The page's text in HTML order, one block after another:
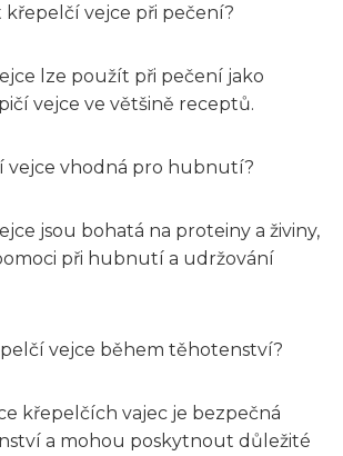
vejce při pečení?
lze použít při pečení jako
vejce ve většině receptů.
vejce vhodná pro hubnutí?
jsou bohatá na proteiny a živiny,
při hubnutí a udržování
vejce během těhotenství?
křepelčích vajec je bezpečná
a mohou poskytnout důležité